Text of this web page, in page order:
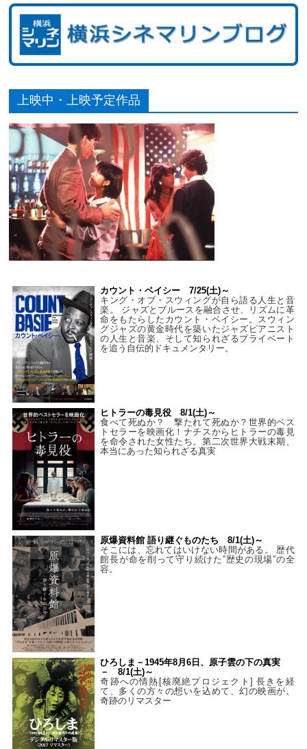
上映中・上映予定作品
カウント・ベイシー 7/25(土)～
キング・オブ・スウィングが自ら語る人生と音
楽。 ジャズとブルースを融合させ、リズムに革
命をもたらしたカウント・ベイシー。スウィン
グジャズの黄金時代を築いたジャズピアニスト
の人生と音楽、そして知られざるプライベート
を追う自伝的ドキュメンタリー。
ヒトラーの毒見役 8/1(土)～
食べて死ぬか？ 撃たれて死ぬか？世界的ベス
トセラーを映画化！ナチスからヒトラーの毒見
を命令された女性たち。第二次世界大戦末期、
本当にあった知られざる真実
原爆資料館 語り継ぐものたち 8/1(土)～
そこには、忘れてはいけない時間がある。 歴代
館長が命を削って守り続けた”歴史の現場”の全
容。
ひろしま－1945年8月6日、原子雲の下の真実
－ 8/1(土)～
奇跡への情熱[核廃絶プロジェクト] 長きを経
て、多くの方々の想いを込めて、幻の映画が、
奇跡のリマスター